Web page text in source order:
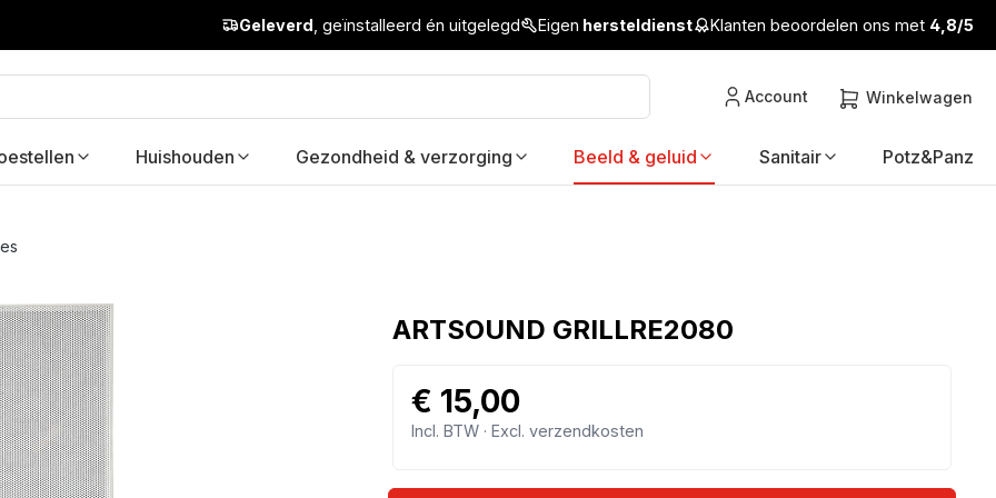
Geleverd , geïnstalleerd én uitgelegd Eigen hersteldienst Klanten beoordelen ons met 4,8/5
Account Winkelwagen
Huishouden Gezondheid & verzorging Beeld & geluid Sanitair Potz&Panz
ARTSOUND GRILLRE2080
€ 15,00
Incl. BTW · Excl. verzendkosten